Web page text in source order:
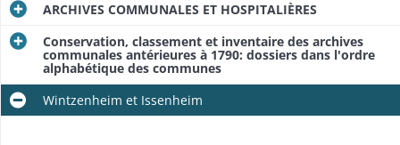
ARCHIVES COMMUNALES ET HOSPITALIÈRES
Conservation, classement et inventaire des archives
communales antérieures à 1790: dossiers dans l'ordre
alphabétique des communes
Wintzenheim et Issenheim